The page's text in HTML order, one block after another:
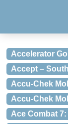
Accelerator
Accept –
Accu-Chek
Accu-Chek
Ace Combat